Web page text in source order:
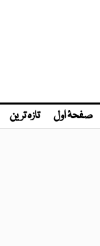
صفحۂ اول تازہ ترین